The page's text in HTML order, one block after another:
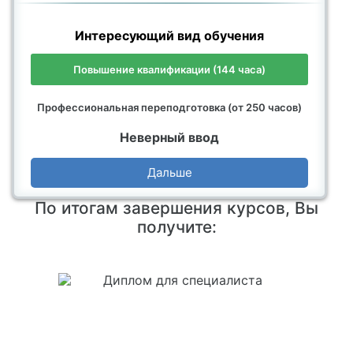
Интересующий вид обучения
Повышение квалификации (144 часа)
Профессиональная переподготовка (от 250 часов)
Неверный ввод
Дальше
По итогам завершения курсов, Вы
получите: